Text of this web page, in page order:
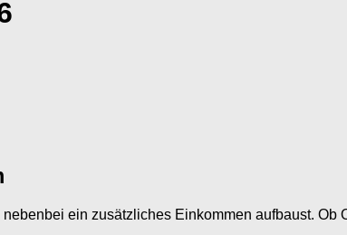
ein zusätzliches Einkommen aufbaust.